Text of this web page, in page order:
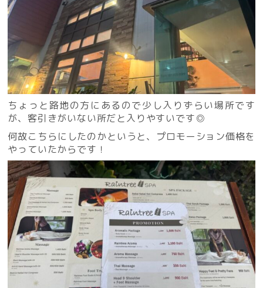
ちょっと路地の方にあるので少し入りずらい場所です
が、客引きがいない所だと入りやすいです◎
何故こちらにしたのかというと、プロモーション価格を
やっていたからです！